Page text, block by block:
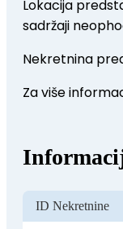
Lokacija
sadržaji
Nekretnina
Za više
ID Nekretnine